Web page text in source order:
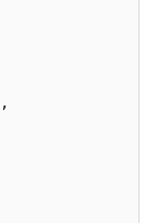
,